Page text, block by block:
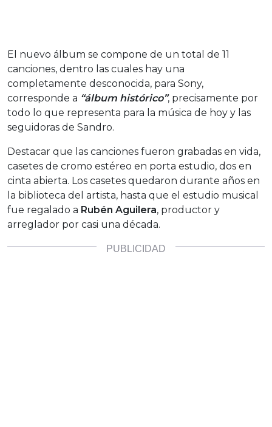
El nuevo álbum se compone de un total de 11
canciones, dentro las cuales hay una
completamente desconocida, para Sony,
corresponde a “álbum histórico”, precisamente por
todo lo que representa para la música de hoy y las
seguidoras de Sandro.
Destacar que las canciones fueron grabadas en vida,
casetes de cromo estéreo en porta estudio, dos en
cinta abierta. Los casetes quedaron durante años en
la biblioteca del artista, hasta que el estudio musical
fue regalado a Rubén Aguilera, productor y
arreglador por casi una década.